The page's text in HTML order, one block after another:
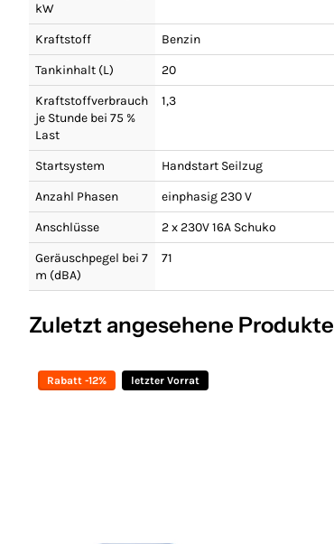
kW
Kraftstoff
Benzin
Tankinhalt (L)
20
Kraftstoffverbrauch
je Stunde bei 75 %
Last
1,3
Startsystem
Handstart Seilzug
Anzahl Phasen
einphasig 230 V
Anschlüsse
2 x 230V 16A Schuko
Geräuschpegel bei 7
m (dBA)
71
Zuletzt angesehene Produkte
Rabatt -12% letzter Vorrat